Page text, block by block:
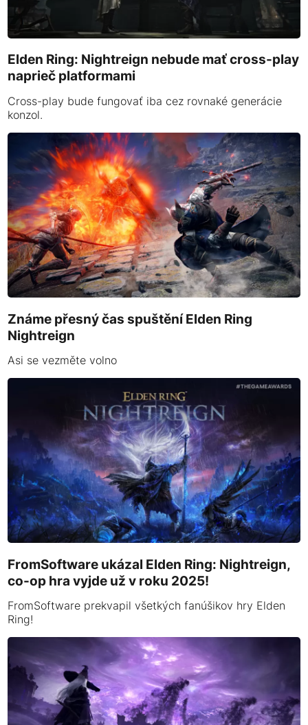
Elden Ring: Nightreign nebude mať cross-play
naprieč platformami
Cross-play bude fungovať iba cez rovnaké generácie
konzol.
Známe přesný čas spuštění Elden Ring
Nightreign
Asi se vezměte volno
FromSoftware ukázal Elden Ring: Nightreign,
co-op hra vyjde už v roku 2025!
FromSoftware prekvapil všetkých fanúšikov hry Elden
Ring!